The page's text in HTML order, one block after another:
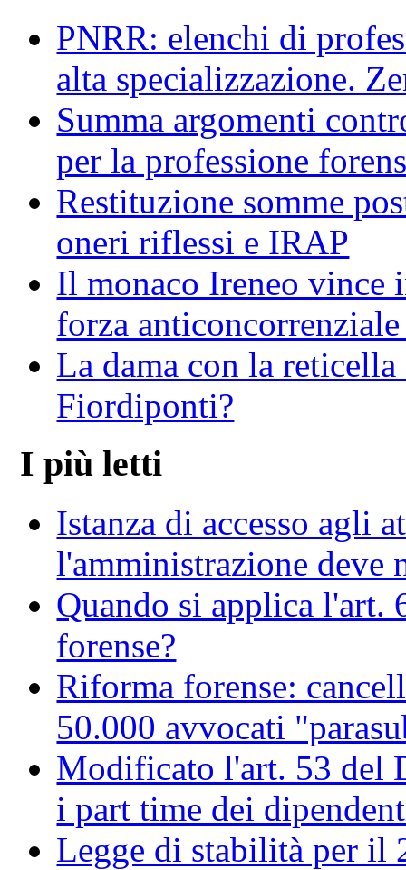
PNRR: elenchi di
alta specializzazione.
Summa argomenti
per la professione
Restituzione somme
oneri riflessi e IRAP
Il monaco Ireneo vince
forza
La dama con la
Fiordiponti?
I più letti
Istanza di accesso agli
l'amministrazione deve
Quando si applica l'art.
forense?
Riforma forense:
50.000 avvocati
Modificato l'art. 53 del
i part time dei
Legge di stabilità per il